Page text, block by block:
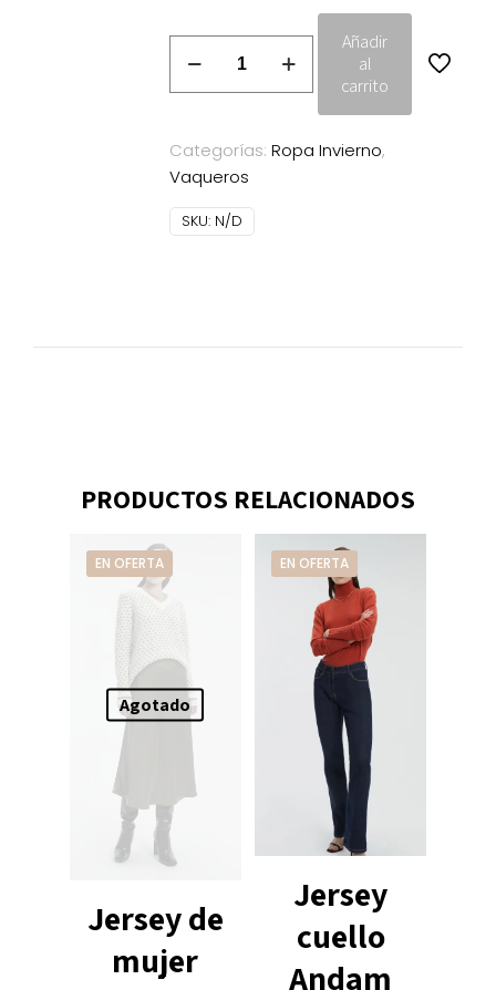
Largo
negro
cantidad
Añadir
al
carrito
Categorías: Ropa Invierno,
Vaqueros
SKU: N/D
PRODUCTOS RELACIONADOS
EN OFERTA
Agotado
Jersey de
mujer
EN OFERTA
Jersey
cuello
Andam